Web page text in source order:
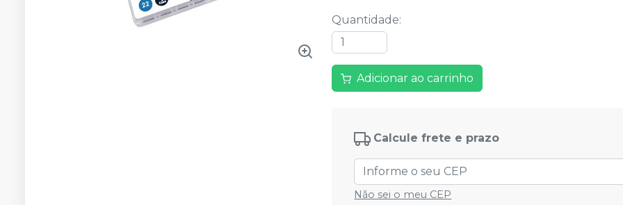
Quantidade:
Adicionar ao carrinho
Calcule frete e prazo
Não sei o meu CEP